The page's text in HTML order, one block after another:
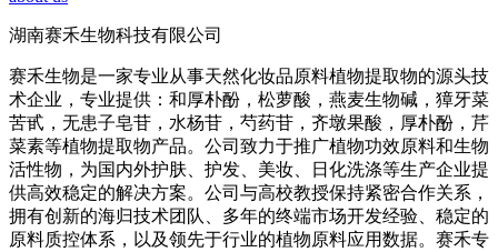
湖南赛禾生物科技有限公司
赛禾生物是一家专业从事天然化妆品原料植物提取物的源头技
术企业，专业提供：和厚朴酚，松萝酸，燕麦生物碱，獐牙菜
苦甙，无患子皂苷，水杨苷，芍药苷，齐墩果酸，厚朴酚，芹
菜素等植物提取物产品。公司致力于推广植物功效原料和生物
活性物，为国内外护肤、护发、美妆、日化洗涤等生产企业提
供高效稳定的解决方案。公司与高校教授保持紧密合作关系，
拥有创新的海归技术团队、多年的终端市场开发经验、稳定的
原料质控体系，以及领先于行业的植物原料应用数据。赛禾专